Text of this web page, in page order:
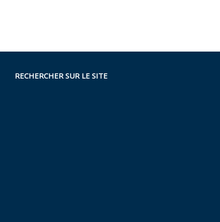
RECHERCHER SUR LE SITE